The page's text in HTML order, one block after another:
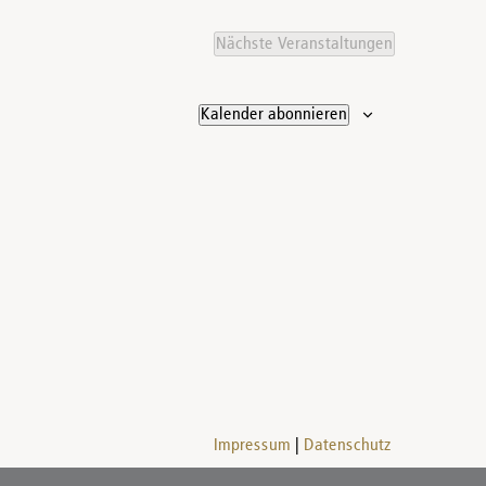
Nächste Veranstaltungen
Kalender abonnieren
Impressum Datenschutz